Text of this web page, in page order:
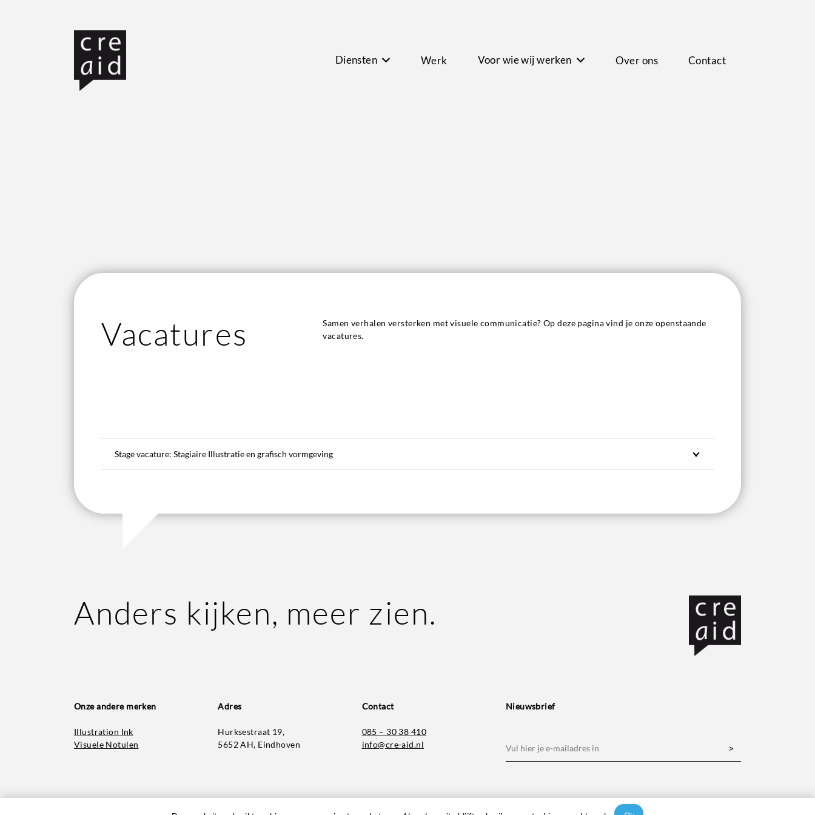
Diensten Werk Voor wie wij werken Over ons Contact
Vacatures
Samen verhalen versterken met visuele communicatie? Op deze pagina vind je onze openstaande
vacatures.
Stage vacature: Stagiaire Illustratie en grafisch vormgeving
Anders kijken, meer zien.
Onze andere merken
Illustration Ink
Visuele Notulen
Adres
Hurksestraat 19,
5652 AH, Eindhoven
Contact
085 – 30 38 410
info@cre-aid.nl
Nieuwsbrief
mailadres